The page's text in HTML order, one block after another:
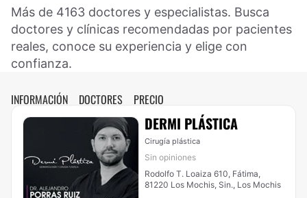
Más de 4163 doctores y especialistas. Busca
doctores y clínicas recomendadas por pacientes
reales, conoce su experiencia y elige con
confianza.
INFORMACIÓN DOCTORES PRECIO
DERMI PLÁSTICA
Cirugía plástica
Sin opiniones
Rodolfo T. Loaiza 610, Fátima,
81220 Los Mochis, Sin., Los Mochis